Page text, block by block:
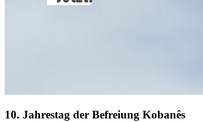
10. Jahrestag der Befreiung Kobanês